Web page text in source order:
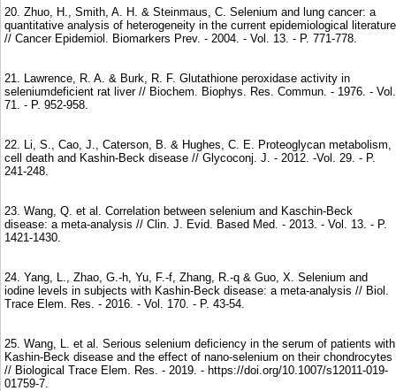
20. Zhuo, H., Smith, A. H. & Steinmaus, C. Selenium and lung cancer: a
quantitative analysis of heterogeneity in the current epidemiological literature
// Cancer Epidemiol. Biomarkers Prev. - 2004. - Vol. 13. - P. 771-778.
21. Lawrence, R. A. & Burk, R. F. Glutathione peroxidase activity in
seleniumdeficient rat liver // Biochem. Biophys. Res. Commun. - 1976. - Vol.
71. - P. 952-958.
22. Li, S., Cao, J., Caterson, B. & Hughes, C. E. Proteoglycan metabolism,
cell death and Kashin-Beck disease // Glycoconj. J. - 2012. -Vol. 29. - P.
241-248.
23. Wang, Q. et al. Correlation between selenium and Kaschin-Beck
disease: a meta-analysis // Clin. J. Evid. Based Med. - 2013. - Vol. 13. - P.
1421-1430.
24. Yang, L., Zhao, G.-h, Yu, F.-f, Zhang, R.-q & Guo, X. Selenium and
iodine levels in subjects with Kashin-Beck disease: a meta-analysis // Biol.
Trace Elem. Res. - 2016. - Vol. 170. - P. 43-54.
25. Wang, L. et al. Serious selenium deficiency in the serum of patients with
Kashin-Beck disease and the effect of nano-selenium on their chondrocytes
// Biological Trace Elem. Res. - 2019. - https://doi.org/10.1007/s12011-019-
01759-7.